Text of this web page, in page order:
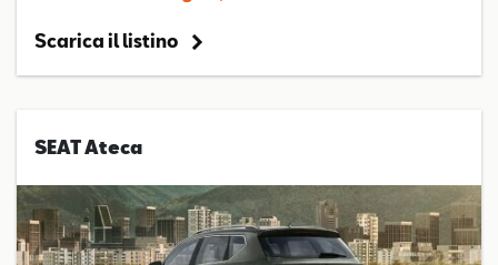
Scarica il listino
SEAT Ateca